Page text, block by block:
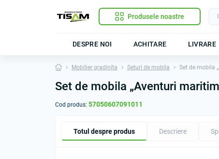
Produsele noastre
DESPRE NOI ACHITARE LIVRARE
Mobilier gradinita Seturi de mobila Set de mobila
Set de mobila „Aventuri
Cod produs: 57050607091011
Totul despre produs Descriere